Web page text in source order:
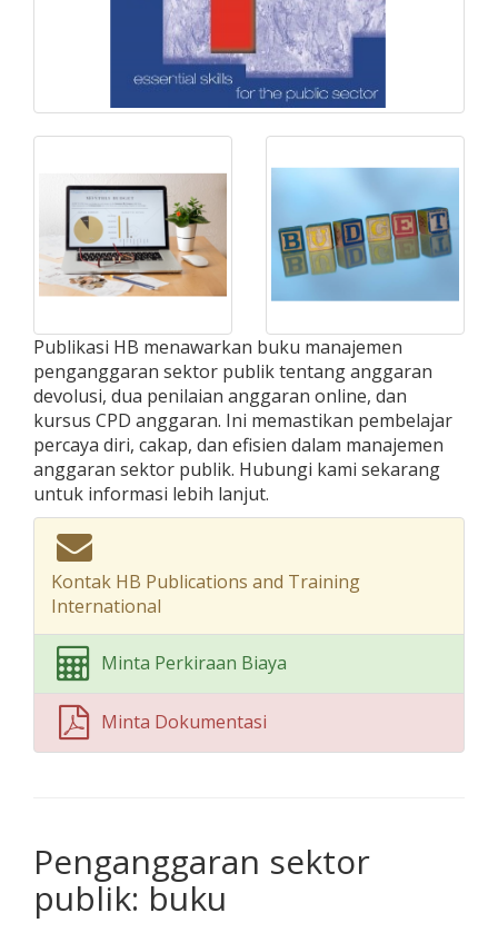
Publikasi HB menawarkan buku manajemen
penganggaran sektor publik tentang anggaran
devolusi, dua penilaian anggaran online, dan
kursus CPD anggaran. Ini memastikan pembelajar
percaya diri, cakap, dan efisien dalam manajemen
anggaran sektor publik. Hubungi kami sekarang
untuk informasi lebih lanjut.
Kontak HB Publications and Training
International
Minta Perkiraan Biaya
Minta Dokumentasi
Penganggaran sektor
publik: buku